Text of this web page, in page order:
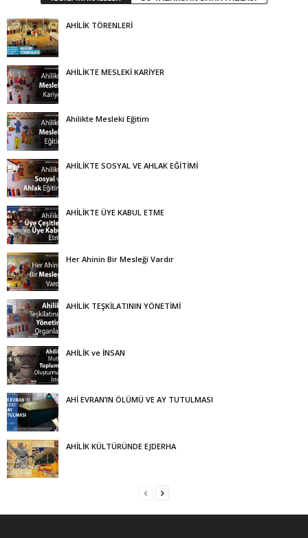
AHİLİK TÖRENLERİ
AHİLİKTE MESLEKİ KARİYER
Ahilikte Mesleki Eğitim
AHİLİKTE SOSYAL VE AHLAK EĞİTİMİ
AHİLİKTE ÜYE KABUL ETME
Her Ahinin Bir Mesleği Vardır
AHİLİK TEŞKİLATININ YÖNETİMİ
AHİLİK ve İNSAN
AHİ EVRAN’IN ÖLÜMÜ VE AY TUTULMASI
AHİLİK KÜLTÜRÜNDE EJDERHA